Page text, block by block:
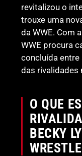
revitalizou o
trouxe uma
da WWE. Com
WWE procura
concluída entre
das rivalidades
O QUE
BECKY